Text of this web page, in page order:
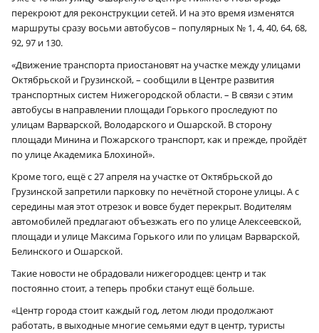
перекроют для реконструкции сетей. И на это время изменятся
маршруты сразу восьми автобусов – популярных № 1, 4, 40, 64, 68,
92, 97 и 130.
«Движение транспорта приостановят на участке между улицами
Октябрьской и Грузинской, – сообщили в Центре развития
транспортных систем Нижегородской области. – В связи с этим
автобусы в направлении площади Горького проследуют по
улицам Варварской, Володарского и Ошарской. В сторону
площади Минина и Пожарского транспорт, как и прежде, пройдёт
по улице Академика Блохиной».
Кроме того, ещё с 27 апреля на участке от Октябрьской до
Грузинской запретили парковку по нечётной стороне улицы. А с
середины мая этот отрезок и вовсе будет перекрыт. Водителям
автомобилей предлагают объезжать его по улице Алексеевской,
площади и улице Максима Горького или по улицам Варварской,
Белинского и Ошарской.
Такие новости не обрадовали нижегородцев: центр и так
постоянно стоит, а теперь пробки станут ещё больше.
«Центр города стоит каждый год, летом люди продолжают
работать, в выходные многие семьями едут в центр, туристы